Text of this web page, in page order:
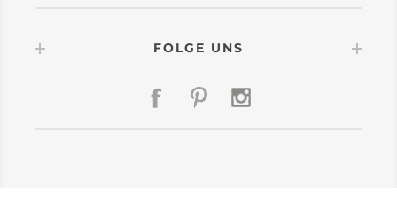
FOLGE UNS